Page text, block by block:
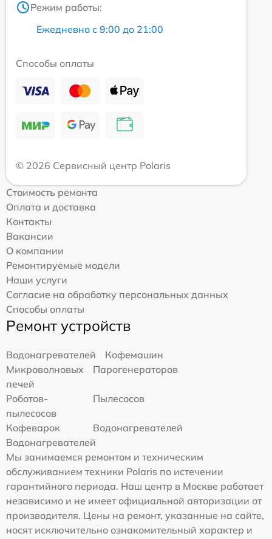
Режим работы:
Ежедневно с 9:00 до 21:00
Способы оплаты
© 2026 Сервисный центр Polaris
Стоимость ремонта
Оплата и доставка
Контакты
Вакансии
О компании
Ремонтируемые модели
Наши услуги
Согласие на обработку персональных данных
Способы оплаты
Ремонт устройств
Водонагревателей
Кофемашин
Микроволновых
печей
Парогенераторов
Роботов-
пылесосов
Пылесосов
Кофеварок
Водонагревателей
Водонагревателей
Мы занимаемся ремонтом и техническим
обслуживанием техники Polaris по истечении
гарантийного периода. Наш центр в Москве работает
независимо и не имеет официальной авторизации от
производителя. Цены на ремонт, указанные на сайте,
носят исключительно ознакомительный характер и